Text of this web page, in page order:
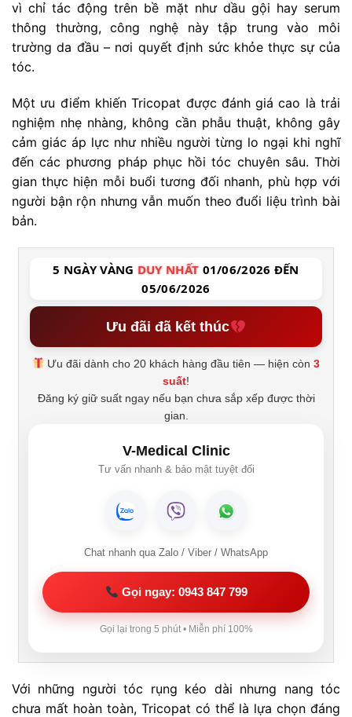
vì chỉ tác động trên bề mặt như dầu gội hay serum
thông thường, công nghệ này tập trung vào môi
trường da đầu – nơi quyết định sức khỏe thực sự của
tóc.
Một ưu điểm khiến Tricopat được đánh giá cao là trải
nghiệm nhẹ nhàng, không cần phẫu thuật, không gây
cảm giác áp lực như nhiều người từng lo ngại khi nghĩ
đến các phương pháp phục hồi tóc chuyên sâu. Thời
gian thực hiện mỗi buổi tương đối nhanh, phù hợp với
người bận rộn nhưng vẫn muốn theo đuổi liệu trình bài
bản.
5 NGÀY VÀNG DUY NHẤT 01/06/2026 ĐẾN
05/06/2026
Ưu đãi đã kết thúc
Ưu đãi dành cho 20 khách hàng đầu tiên — hiện còn3
suất!
Đăng ký giữ suất ngay nếu bạn chưa sắp xếp được thời
gian.
V-Medical Clinic
Tư vấn nhanh & bảo mật tuyệt đối
Chat nhanh qua Zalo / Viber / WhatsApp
Gọi ngay: 0943 847 799
Gọi lại trong 5 phút • Miễn phí 100%
Với những người tóc rụng kéo dài nhưng nang tóc
chưa mất hoàn toàn, Tricopat có thể là lựa chọn đáng